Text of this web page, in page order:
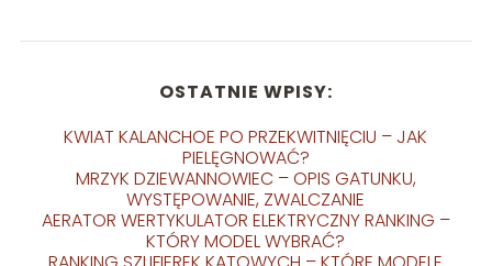
OSTATNIE WPISY:
KWIAT KALANCHOE PO PRZEKWITNIĘCIU – JAK
PIELĘGNOWAĆ?
MRZYK DZIEWANNOWIEC – OPIS GATUNKU,
WYSTĘPOWANIE, ZWALCZANIE
AERATOR WERTYKULATOR ELEKTRYCZNY RANKING –
KTÓRY MODEL WYBRAĆ?